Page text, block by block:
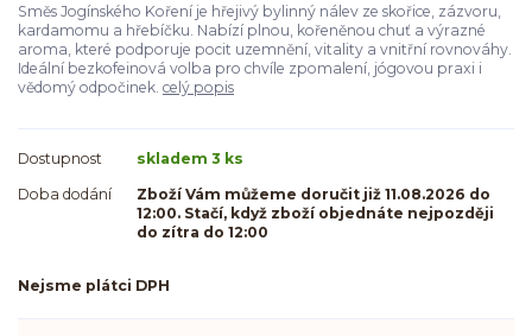
Směs Jogínského Koření je hřejivý bylinný nálev ze skořice, zázvoru,
kardamomu a hřebíčku. Nabízí plnou, kořeněnou chuť a výrazné
aroma, které podporuje pocit uzemnění, vitality a vnitřní rovnováhy.
Ideální bezkofeinová volba pro chvíle zpomalení, jógovou praxi i
vědomý odpočinek. celý popis
Dostupnost
skladem 3 ks
Doba dodání
Zboží Vám můžeme doručit již 11.08.2026 do
12:00. Stačí, když zboží objednáte nejpozději
do zítra do 12:00
Nejsme plátci DPH